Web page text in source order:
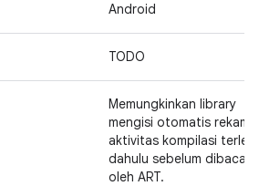
Android
TODO
Memungkinkan library
mengisi otomatis
aktivitas kompilasi
dahulu sebelum dibaca
oleh ART.